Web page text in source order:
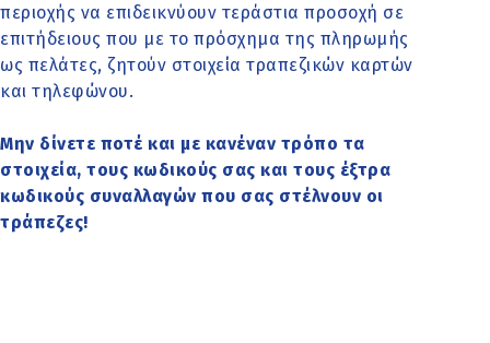
περιοχής να επιδεικνύουν τεράστια προσοχή σε
επιτήδειους που με το πρόσχημα της πληρωμής
ως πελάτες, ζητούν στοιχεία τραπεζικών καρτών
και τηλεφώνου.
Μην δίνετε ποτέ και με κανέναν τρόπο τα
στοιχεία, τους κωδικούς σας και τους έξτρα
κωδικούς συναλλαγών που σας στέλνουν οι
τράπεζες!